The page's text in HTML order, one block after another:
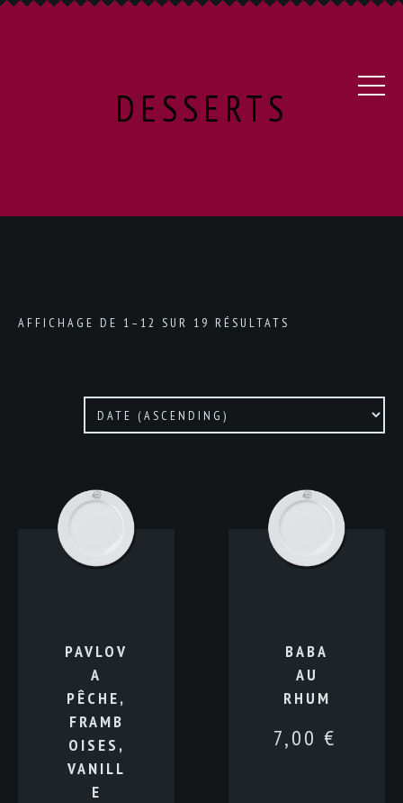
DESSERTS
AFFICHAGE DE 1–12 SUR 19 RÉSULTATS
PAVLOV
A
PÊCHE,
FRAMB
OISES,
VANILL
E
BABA
AU
RHUM
7,00 €